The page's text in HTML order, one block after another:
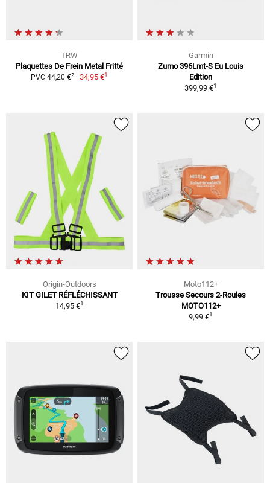
TRW
Plaquettes De Frein Metal Fritté
PVC 44,20 €2 34,95 €1
Garmin
Zumo 396Lmt-S Eu Louis
Edition
399,99 €1
Origin-Outdoors
KIT GILET RÉFLÉCHISSANT
14,95 €1
Moto112+
Trousse Secours 2-Roules
MOTO112+
9,99 €1